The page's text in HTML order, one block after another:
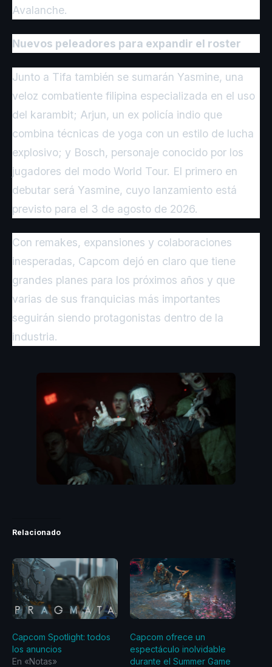
Avalanche.
Nuevos peleadores para expandir el roster
Junto a Tifa también se sumarán Yasmine, una
veloz combatiente filipina especializada en el uso
del karambit; Arjun, un ex policía indio que
combina técnicas de yoga con un estilo de lucha
explosivo; y Bosch, personaje conocido por los
jugadores del modo World Tour. El primero en
debutar será Yasmine, cuyo lanzamiento está
previsto para el 3 de agosto de 2026.
Con remakes, expansiones y colaboraciones
inesperadas, Capcom dejó en claro que tiene
grandes planes para los próximos años y que
varias de sus franquicias más importantes
seguirán siendo protagonistas dentro de la
industria.
Relacionado
Capcom Spotlight: todos
los anuncios
En «Notas»
Capcom ofrece un
espectáculo inolvidable
durante el Summer Game